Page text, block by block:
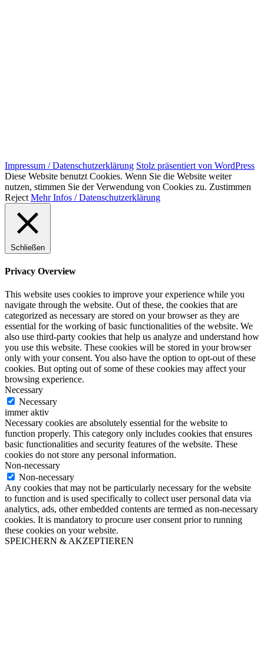
Impressum / Datenschutzerklärung Stolz präsentiert von WordPress
Diese Website benutzt Cookies. Wenn Sie die Website weiter
nutzen, stimmen Sie der Verwendung von Cookies zu. Zustimmen
Reject Mehr Infos / Datenschutzerklärung
Schließen
Privacy Overview
This website uses cookies to improve your experience while you
navigate through the website. Out of these, the cookies that are
categorized as necessary are stored on your browser as they are
essential for the working of basic functionalities of the website. We
also use third-party cookies that help us analyze and understand how
you use this website. These cookies will be stored in your browser
only with your consent. You also have the option to opt-out of these
cookies. But opting out of some of these cookies may affect your
browsing experience.
Necessary
Necessary
immer aktiv
Necessary cookies are absolutely essential for the website to
function properly. This category only includes cookies that ensures
basic functionalities and security features of the website. These
cookies do not store any personal information.
Non-necessary
Non-necessary
Any cookies that may not be particularly necessary for the website
to function and is used specifically to collect user personal data via
analytics, ads, other embedded contents are termed as non-necessary
cookies. It is mandatory to procure user consent prior to running
these cookies on your website.
SPEICHERN & AKZEPTIEREN